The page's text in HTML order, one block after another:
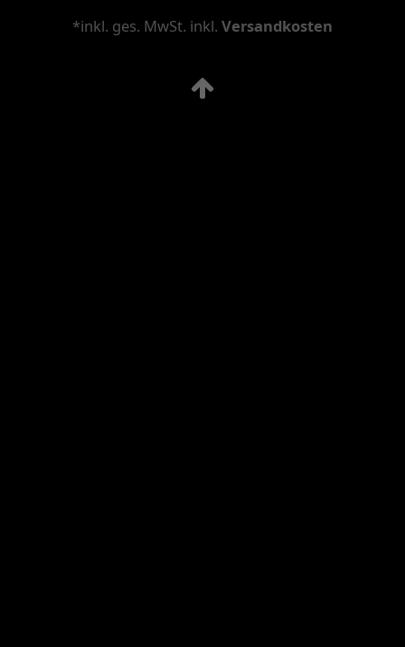
*inkl. ges. MwSt. inkl. Versandkosten